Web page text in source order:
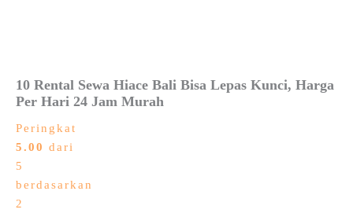
10 Rental Sewa Hiace Bali Bisa Lepas Kunci, Harga
Per Hari 24 Jam Murah
Peringkat
5.00 dari
5
berdasarkan
2